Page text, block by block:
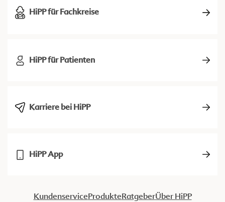
HiPP für Fachkreise
HiPP für Patienten
Karriere bei HiPP
HiPP App
KundenserviceProdukteRatgeberÜber HiPP